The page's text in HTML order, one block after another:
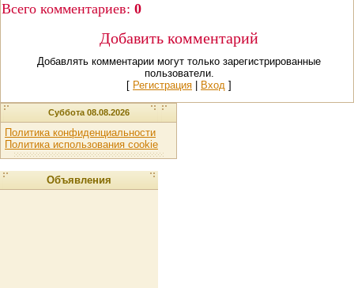
Всего комментариев: 0
Добавить комментарий
Добавлять комментарии могут только зарегистрированные
пользователи.
[ Регистрация Вход ]
Суббота 08.08.2026
Политика конфиденциальности
Политика использования cookie
Объявления